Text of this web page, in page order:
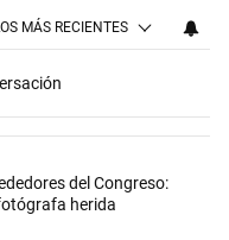
MÁS RECIENTES
comentarios en los
violencia sigue en los
del Congreso:
herida